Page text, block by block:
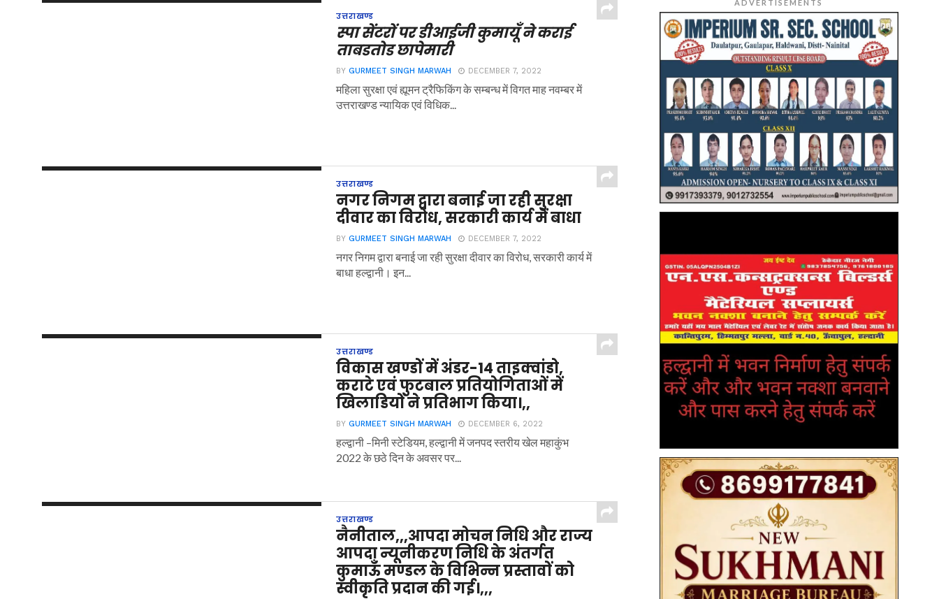
उत्तराखण्ड
स्पा सेंटरों पर डीआईजी कुमायूँ ने कराई
ताबडतोड छापेमारी
BYGURMEET SINGH MARWAH DECEMBER 7, 2022
महिला सुरक्षा एवं ह्यूमन ट्रैफिकिंग के सम्बन्ध में विगत माह नवम्बर में
उत्तराखण्ड न्यायिक एवं विधिक...
उत्तराखण्ड
नगर निगम द्वारा बनाई जा रही सुरक्षा
दीवार का विरोध, सरकारी कार्य में बाधा
BYGURMEET SINGH MARWAH DECEMBER 7, 2022
नगर निगम द्वारा बनाई जा रही सुरक्षा दीवार का विरोध, सरकारी कार्य में
बाधा हल्द्वानी। इन...
उत्तराखण्ड
विकास खण्डों में अंडर-14 ताइक्वांडो,
कराटे एवं फुटबाल प्रतियोगिताओं में
खिलाडियों ने प्रतिभाग किया।,,
BYGURMEET SINGH MARWAH DECEMBER 6, 2022
हल्द्वानी –मिनी स्टेडियम, हल्द्वानी में जनपद स्तरीय खेल महाकुंभ
2022 के छठे दिन के अवसर पर...
उत्तराखण्ड
नैनीताल,,,आपदा मोचन निधि और राज्य
आपदा न्यूनीकरण निधि के अंतर्गत
कुमाऊँ मण्डल के विभिन्न प्रस्तावों को
स्वीकृति प्रदान की गई।,,,
ADVERTISEMENTS